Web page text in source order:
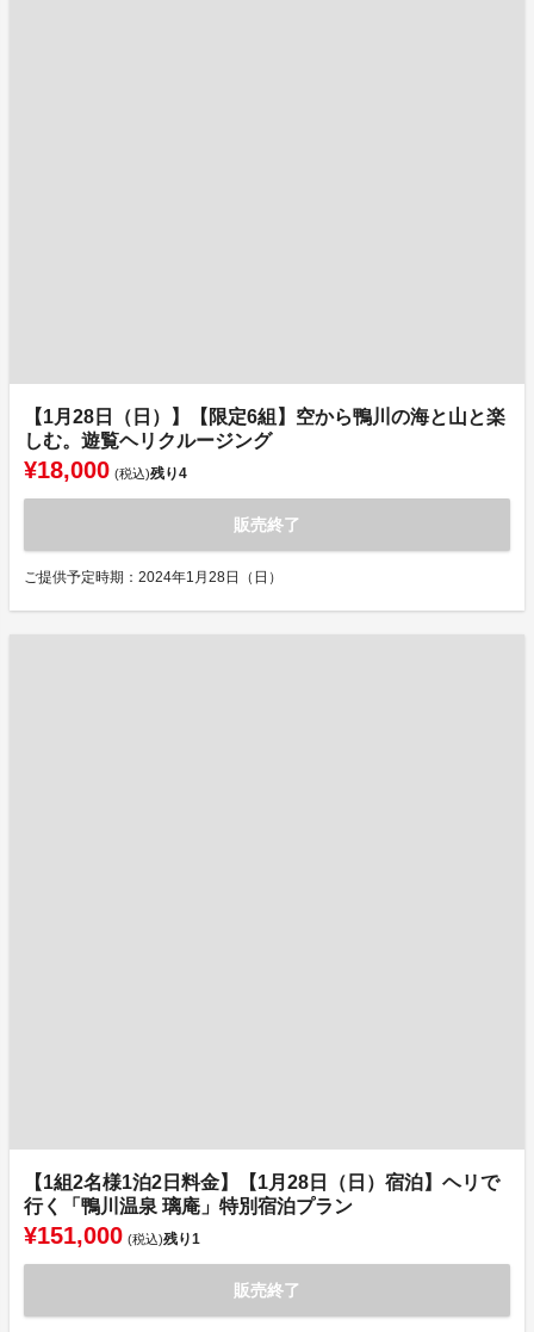
【1月28日（日）】【限定6組】空から鴨川の海と山と楽
しむ。遊覧ヘリクルージング
¥18,000 (税込)残り4
販売終了
ご提供予定時期：2024年1月28日（日）
【1組2名様1泊2日料金】【1月28日（日）宿泊】ヘリで
行く「鴨川温泉 璃庵」特別宿泊プラン
¥151,000 (税込)残り1
販売終了